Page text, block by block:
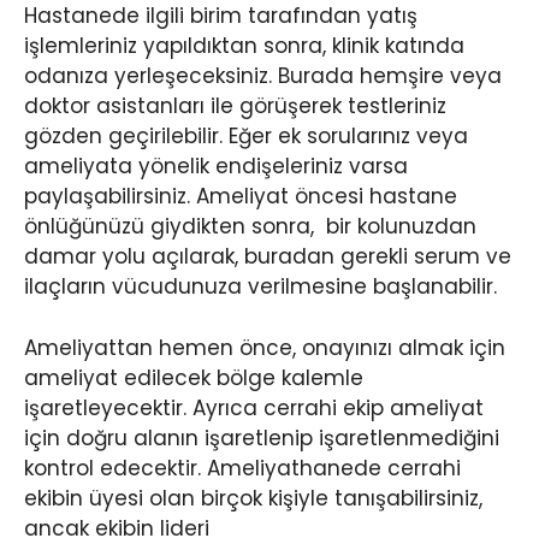
Hastanede ilgili birim tarafından yatış
işlemleriniz yapıldıktan sonra, klinik katında
odanıza yerleşeceksiniz. Burada hemşire veya
doktor asistanları ile görüşerek testleriniz
gözden geçirilebilir. Eğer ek sorularınız veya
ameliyata yönelik endişeleriniz varsa
paylaşabilirsiniz. Ameliyat öncesi hastane
önlüğünüzü giydikten sonra, bir kolunuzdan
damar yolu açılarak, buradan gerekli serum ve
ilaçların vücudunuza verilmesine başlanabilir.
Ameliyattan hemen önce, onayınızı almak için
ameliyat edilecek bölge kalemle
işaretleyecektir. Ayrıca cerrahi ekip ameliyat
için doğru alanın işaretlenip işaretlenmediğini
kontrol edecektir. Ameliyathanede cerrahi
ekibin üyesi olan birçok kişiyle tanışabilirsiniz,
ancak ekibin lideri